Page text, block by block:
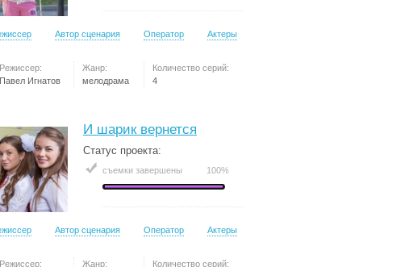
Автор сценария Оператор Актеры
Режиссер:
Павел Игнатов
Жанр:
мелодрама
Количество серий:
4
И шарик вернется
Статус проекта:
съемки завершены 100%
Автор сценария Оператор Актеры
Режиссер: Жанр: Количество серий: